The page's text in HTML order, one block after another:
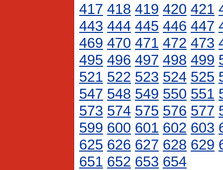
417 418 419 420 421
443 444 445 446 447
469 470 471 472 473
495 496 497 498 499
521 522 523 524 525
547 548 549 550 551
573 574 575 576 577
599 600 601 602 603
625 626 627 628 629
651 652 653 654